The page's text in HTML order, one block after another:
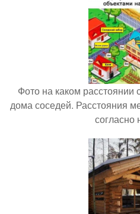
Фото на каком расстоянии
дома соседей. Расстояния
согласно